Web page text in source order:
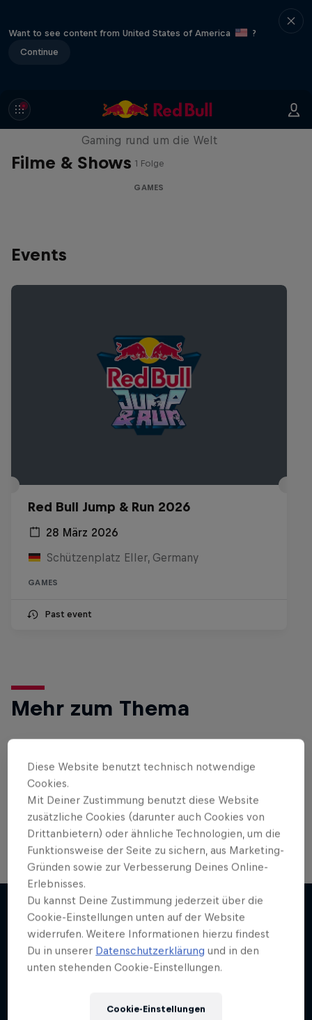
Want to see content from United States of America
?
Continue
Filme & Shows
Part of the Game
Gaming rund um die Welt
1 Folge
GAMES
Events
Red Bull Jump & Run 2026
28 März 2026
Schützenplatz Eller, Germany
GAMES
Past event
Mehr zum Thema
Gaming
Level Up! Mit den neuesten Games, Reviews,
Filmen und Esport News. Verbessere dein Gaming
Mehr davon
Diese Website benutzt technisch notwendige
Cookies.
Mit Deiner Zustimmung benutzt diese Website
zusätzliche Cookies (darunter auch Cookies von
Drittanbietern) oder ähnliche Technologien, um die
Funktionsweise der Seite zu sichern, aus Marketing-
Gründen sowie zur Verbesserung Deines Online-
Erlebnisses.
Du kannst Deine Zustimmung jederzeit über die
Cookie-Einstellungen unten auf der Website
widerrufen. Weitere Informationen hierzu findest
Du in unserer Datenschutzerklärung und in den
unten stehenden Cookie-Einstellungen.
Cookie-Einstellungen